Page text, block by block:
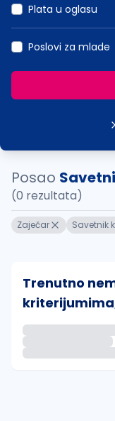
Plata u oglasu
Poslovi za mlade
Posao
(0 rezultata)
Zaječar Savetnik
Trenutno